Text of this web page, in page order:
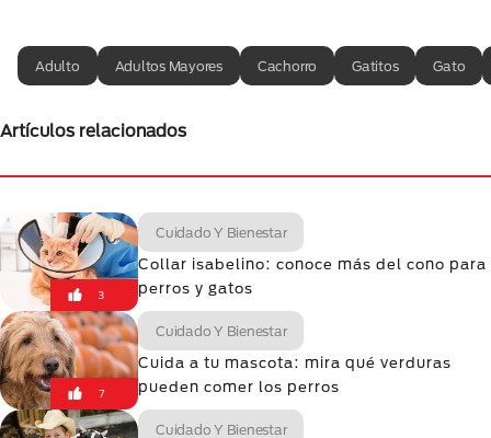
Adulto Adultos Mayores Cachorro Gatitos Gato
Artículos relacionados
3
Cuidado Y Bienestar
Collar isabelino: conoce más del cono para
perros y gatos
7
Cuidado Y Bienestar
Cuida a tu mascota: mira qué verduras
pueden comer los perros
Cuidado Y Bienestar